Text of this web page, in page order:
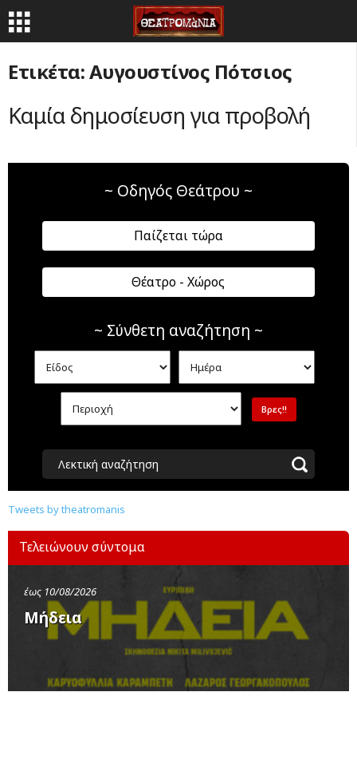
Ετικέτα: Αυγουστίνος Πότσιος
Καμία δημοσίευση για προβολή
~ Οδηγός Θεάτρου ~
Παίζεται τώρα
Θέατρο - Χώρος
~ Σύνθετη αναζήτηση ~
Λεκτική αναζήτηση
Tweets by theatromanis
Τελειώνουν σύντομα
έως 10/08/2026
Μήδεια